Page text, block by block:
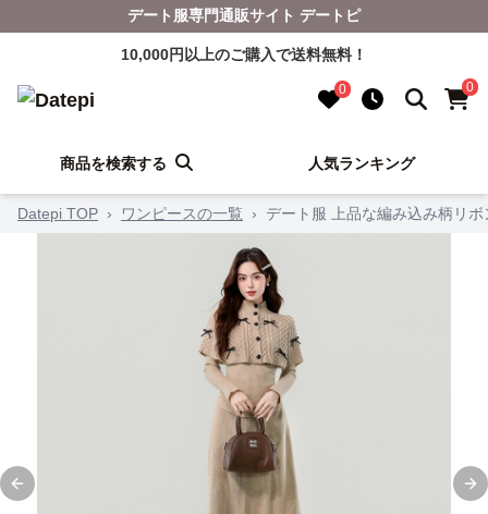
デート服専門通販サイト デートピ
10,000円以上のご購入で送料無料！
0 0
商品を検索する 人気ランキング
Datepi TOP › ワンピースの一覧 › デート服 上品な編み込み柄リ
Previous slide